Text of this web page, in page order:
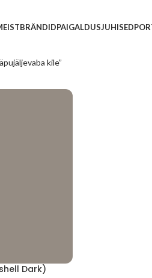
BRÄNDIDPAIGALDUSJUHISED
kile”
Dark)